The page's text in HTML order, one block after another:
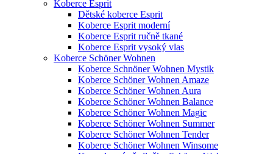
Koberce Esprit
Dětské koberce Esprit
Koberce Esprit moderní
Koberce Esprit ručně tkané
Koberce Esprit vysoký vlas
Koberce Schöner Wohnen
Koberce Schnöner Wohnen Mystik
Koberce Schöner Wohnen Amaze
Koberce Schöner Wohnen Aura
Koberce Schöner Wohnen Balance
Koberce Schöner Wohnen Magic
Koberce Schöner Wohnen Summer
Koberce Schöner Wohnen Tender
Koberce Schöner Wohnen Winsome